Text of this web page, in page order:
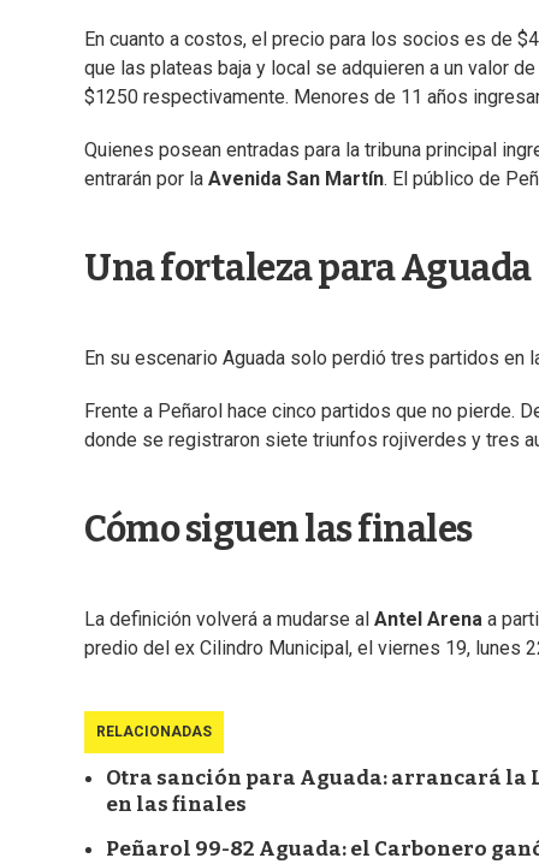
En cuanto a costos, el precio para los socios es de
que las plateas baja y local se adquieren a un valor
$1250 respectivamente. Menores de 11 años
Quienes posean entradas para la tribuna principal
entrarán por la Avenida San Martín. El público de
Una fortaleza para Aguada
En su escenario Aguada solo perdió tres partidos en
Frente a Peñarol hace cinco partidos que no pierde.
donde se registraron siete triunfos rojiverdes y tres
Cómo siguen las finales
La definición volverá a mudarse al Antel Arena a
predio del ex Cilindro Municipal, el viernes 19, lunes
RELACIONADAS
Otra sanción para Aguada: arrancará la
en las finales
Peñarol 99-82 Aguada: el Carbonero